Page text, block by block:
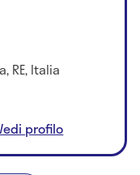
RE, Italia
profilo